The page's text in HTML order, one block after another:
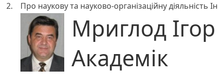
2. Про наукову та науково-організаційну діяльність
Мриглод
Академік